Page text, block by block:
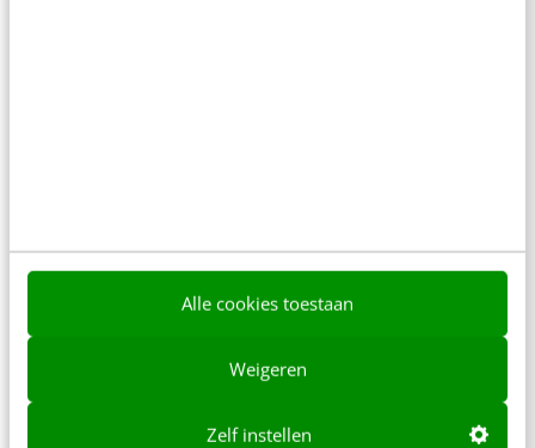
Alle cookies toestaan
Weigeren
Zelf instellen